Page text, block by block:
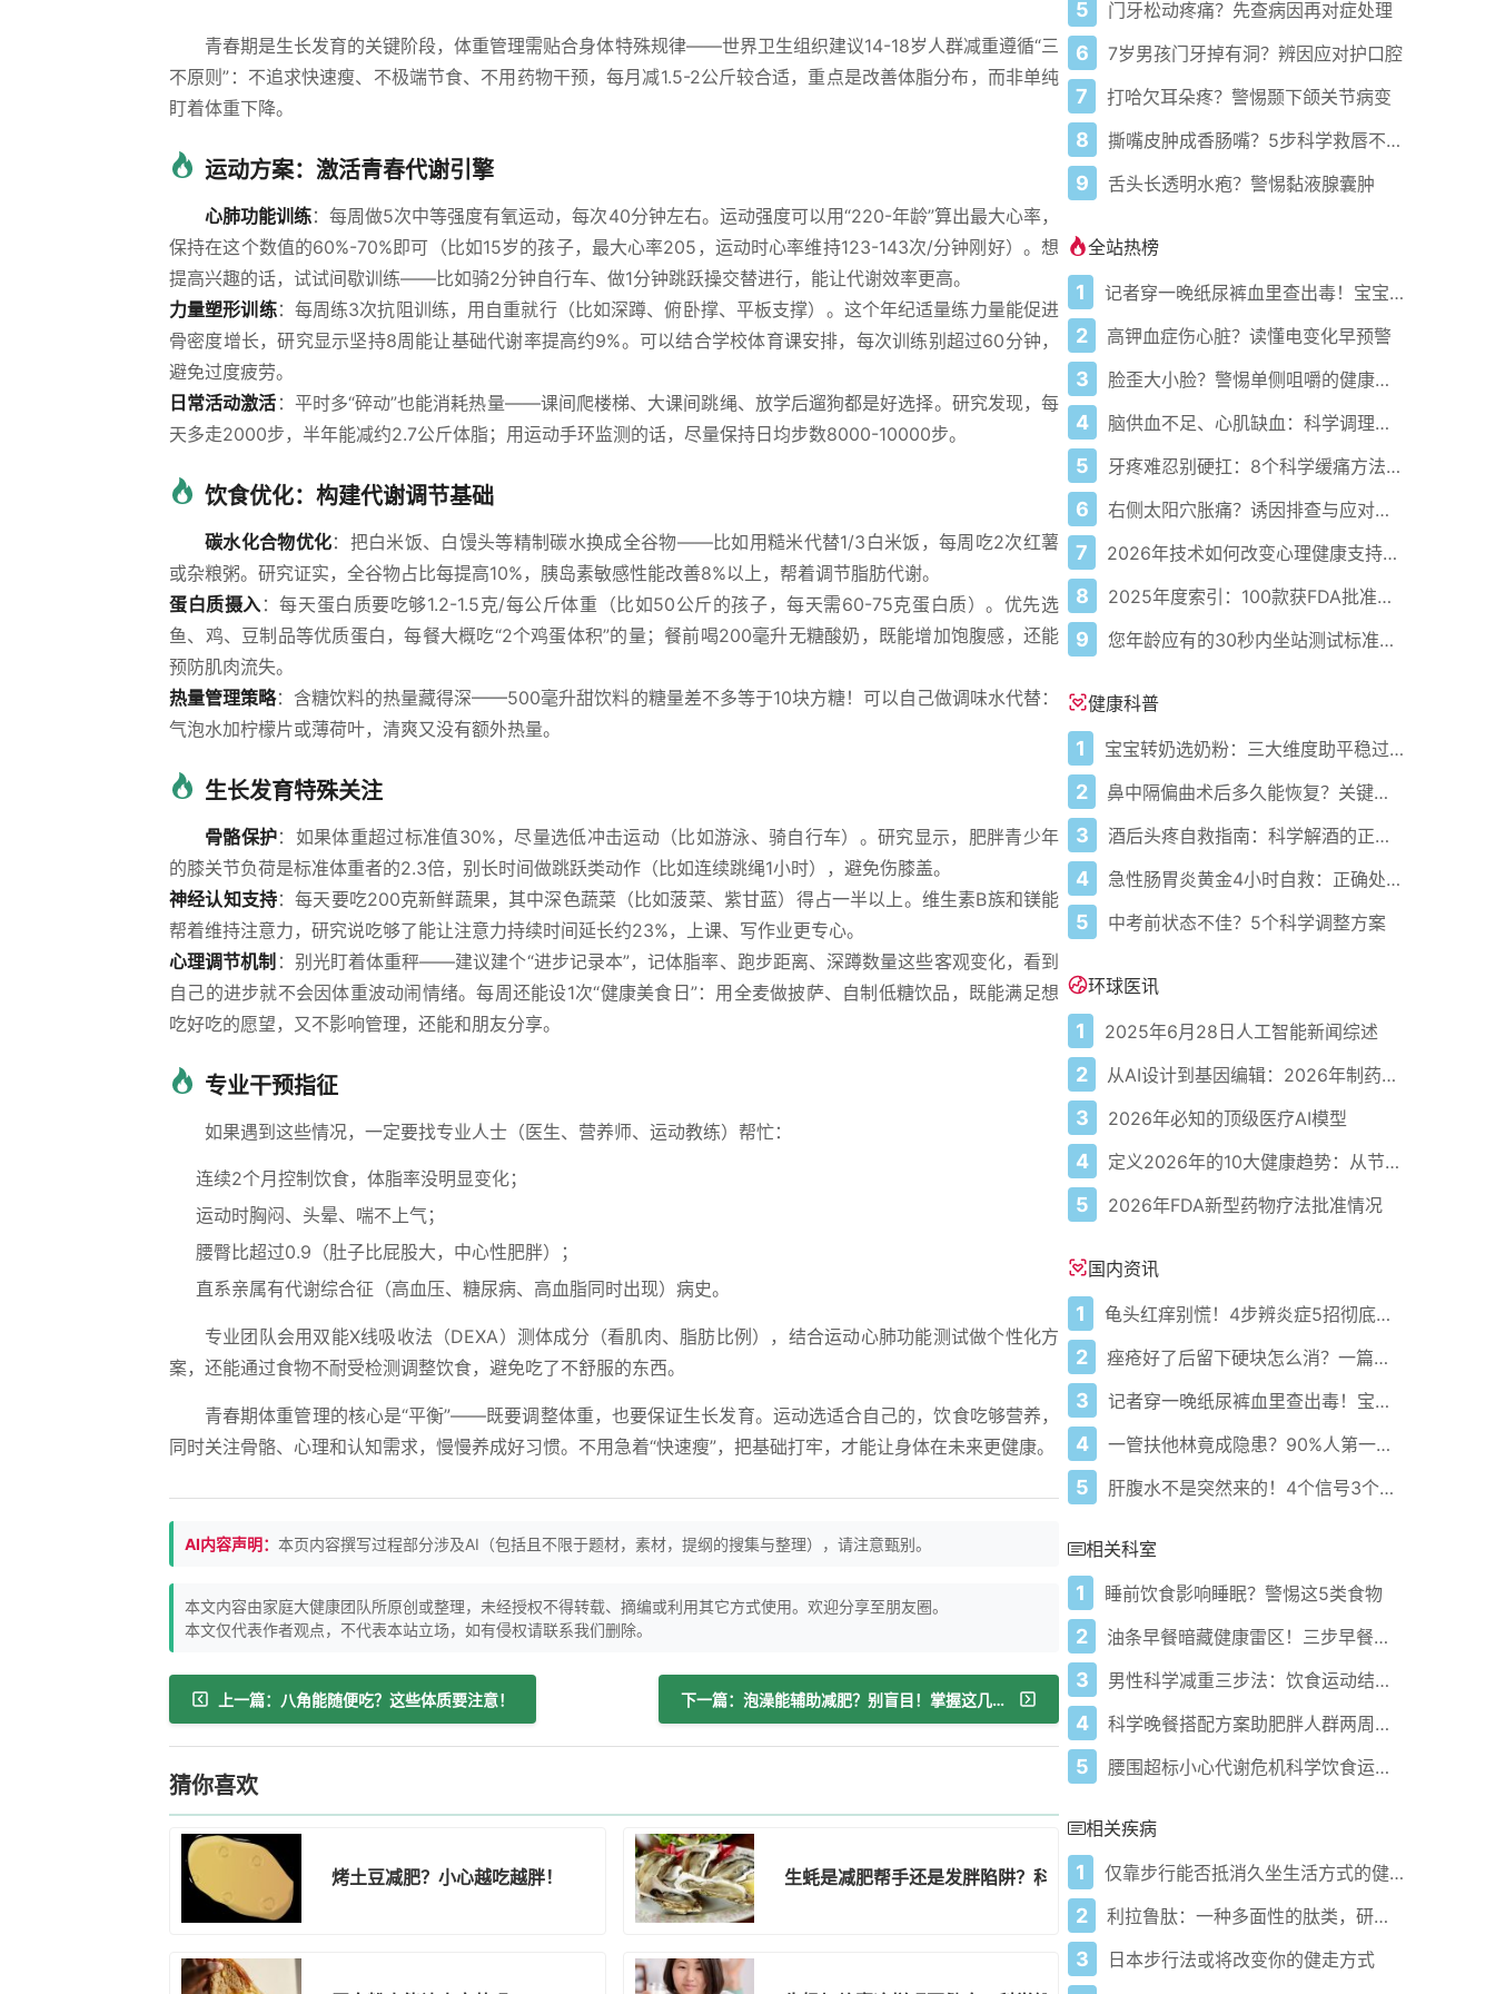
青春期是生长发育的关键阶段，体重管理需贴合身体特殊规律——世界卫生组织建议14-18岁人群减重遵循“三
不原则”：不追求快速瘦、不极端节食、不用药物干预，每月减1.5-2公斤较合适，重点是改善体脂分布，而非单纯
盯着体重下降。
运动方案：激活青春代谢引擎
心肺功能训练：每周做5次中等强度有氧运动，每次40分钟左右。运动强度可以用“220-年龄”算出最大心率，
保持在这个数值的60%-70%即可（比如15岁的孩子，最大心率205，运动时心率维持123-143次/分钟刚好）。想
提高兴趣的话，试试间歇训练——比如骑2分钟自行车、做1分钟跳跃操交替进行，能让代谢效率更高。
力量塑形训练：每周练3次抗阻训练，用自重就行（比如深蹲、俯卧撑、平板支撑）。这个年纪适量练力量能促进
骨密度增长，研究显示坚持8周能让基础代谢率提高约9%。可以结合学校体育课安排，每次训练别超过60分钟，
避免过度疲劳。
日常活动激活 ：平时多“碎动”也能消耗热量——课间爬楼梯、大课间跳绳、放学后遛狗都是好选择。研究发现，每
天多走2000步，半年能减约2.7公斤体脂；用运动手环监测的话，尽量保持日均步数8000-10000步。
饮食优化：构建代谢调节基础
碳水化合物优化：把白米饭、白馒头等精制碳水换成全谷物——比如用糙米代替1/3白米饭，每周吃2次红薯
或杂粮粥。研究证实，全谷物占比每提高10%，胰岛素敏感性能改善8%以上，帮着调节脂肪代谢。
蛋白质摄入 ：每天蛋白质要吃够1.2-1.5克/每公斤体重（比如50公斤的孩子，每天需60-75克蛋白质）。优先选
鱼、鸡、豆制品等优质蛋白，每餐大概吃“2个鸡蛋体积”的量；餐前喝200毫升无糖酸奶，既能增加饱腹感，还能
预防肌肉流失。
热量管理策略：含糖饮料的热量藏得深——500毫升甜饮料的糖量差不多等于10块方糖！可以自己做调味水代替：
气泡水加柠檬片或薄荷叶，清爽又没有额外热量。
生长发育特殊关注
骨骼保护：如果体重超过标准值30%，尽量选低冲击运动（比如游泳、骑自行车）。研究显示，肥胖青少年
的膝关节负荷是标准体重者的2.3倍，别长时间做跳跃类动作（比如连续跳绳1小时），避免伤膝盖。
神经认知支持：每天要吃200克新鲜蔬果，其中深色蔬菜（比如菠菜、紫甘蓝）得占一半以上。维生素B族和镁能
帮着维持注意力，研究说吃够了能让注意力持续时间延长约23%，上课、写作业更专心。
心理调节机制 ：别光盯着体重秤——建议建个“进步记录本”，记体脂率、跑步距离、深蹲数量这些客观变化，看到
自己的进步就不会因体重波动闹情绪。每周还能设1次“健康美食日”：用全麦做披萨、自制低糖饮品，既能满足想
吃好吃的愿望，又不影响管理，还能和朋友分享。
专业干预指征
如果遇到这些情况，一定要找专业人士（医生、营养师、运动教练）帮忙：
连续2个月控制饮食，体脂率没明显变化；
运动时胸闷、头晕、喘不上气；
腰臀比超过0.9（肚子比屁股大，中心性肥胖）；
直系亲属有代谢综合征（高血压、糖尿病、高血脂同时出现）病史。
专业团队会用双能X线吸收法（DEXA）测体成分（看肌肉、脂肪比例），结合运动心肺功能测试做个性化方
案，还能通过食物不耐受检测调整饮食，避免吃了不舒服的东西。
青春期体重管理的核心是“平衡”——既要调整体重，也要保证生长发育。运动选适合自己的，饮食吃够营养，
同时关注骨骼、心理和认知需求，慢慢养成好习惯。不用急着“快速瘦”，把基础打牢，才能让身体在未来更健康。
AI内容声明： 本页内容撰写过程部分涉及AI（包括且不限于题材，素材，提纲的搜集与整理），请注意甄别。
本文内容由家庭大健康团队所原创或整理，未经授权不得转载、摘编或利用其它方式使用。欢迎分享至朋友圈。
本文仅代表作者观点，不代表本站立场，如有侵权请联系我们删除。
上一篇：八角能随便吃？这些体质要注意！ 下一篇：泡澡能辅助减肥？别盲目！掌握这几点才有效
猜你喜欢
烤土豆减肥？小心越吃越胖！ 生蚝是减肥帮手还是发胖陷阱？科学解读来了
5 门牙松动疼痛？先查病因再对症处理
6 7岁男孩门牙掉有洞？辨因应对护口腔
7 打哈欠耳朵疼？警惕颞下颌关节病变
8 撕嘴皮肿成香肠嘴？5步科学救唇不踩坑
9 舌头长透明水疱？警惕黏液腺囊肿
全站热榜
1 记者穿一晚纸尿裤血里查出毒！宝宝血液浓度竟是成人的5倍？
2 高钾血症伤心脏？读懂电变化早预警
3 脸歪大小脸？警惕单侧咀嚼的健康陷阱
4 脑供血不足、心肌缺血：科学调理全攻略
5 牙疼难忍别硬扛：8个科学缓痛方法收好
6 右侧太阳穴胀痛？诱因排查与应对指南
7 2026年技术如何改变心理健康支持的获取方式
8 2025年度索引：100款获FDA批准的AI驱动医疗设备
9 您年龄应有的30秒内坐站测试标准次数
健康科普
1 宝宝转奶选奶粉：三大维度助平稳过渡
2 鼻中隔偏曲术后多久能恢复？关键看这几点
3 酒后头疼自救指南：科学解酒的正确打开方式
4 急性肠胃炎黄金4小时自救：正确处置与误区避坑关键
5 中考前状态不佳？5个科学调整方案
环球医讯
1 2025年6月28日人工智能新闻综述
2 从AI设计到基因编辑：2026年制药领域重大突破
3 2026年必知的顶级医疗AI模型
4 定义2026年的10大健康趋势：从节律健康到冷热交替疗法
5 2026年FDA新型药物疗法批准情况
国内资讯
1 龟头红痒别慌！4步辨炎症5招彻底防复发
2 痤疮好了后留下硬块怎么消？一篇给你讲明白！
3 记者穿一晚纸尿裤血里查出毒！宝宝血液浓度竟是成人的5倍？
4 一管扶他林竟成隐患？90%人第一步就错了！
5 肝腹水不是突然来的！4个信号3个管理要点别等肚子鼓起来
相关科室
1 睡前饮食影响睡眠？警惕这5类食物
2 油条早餐暗藏健康雷区！三步早餐法让腰围代谢双逆袭
3 男性科学减重三步法：饮食运动结合生活习惯优化
4 科学晚餐搭配方案助肥胖人群两周减脂不反弹！
5 腰围超标小心代谢危机科学饮食运动来帮忙
相关疾病
1 仅靠步行能否抵消久坐生活方式的健康风险
2 利拉鲁肽：一种多面性的肽类，研究前景不断扩展
3 日本步行法或将改变你的健走方式